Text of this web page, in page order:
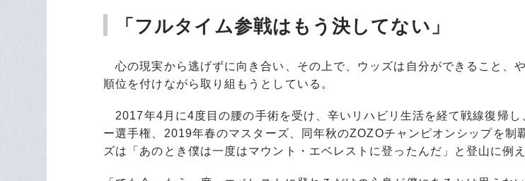
「フルタイム参戦はもう決してない」
心の現実から逃げずに向き合い、その上で、ウッズは自分ができること、
順位を付けながら取り組もうとしている。
2017年4月に4度目の腰の手術を受け、辛いリハビリ生活を経て戦線復帰し
ー選手権、2019年春のマスターズ、同年秋のZOZOチャンピオンシップを制
ズは「あのとき僕は一度はマウント・エベレストに登ったんだ」と登山に例え